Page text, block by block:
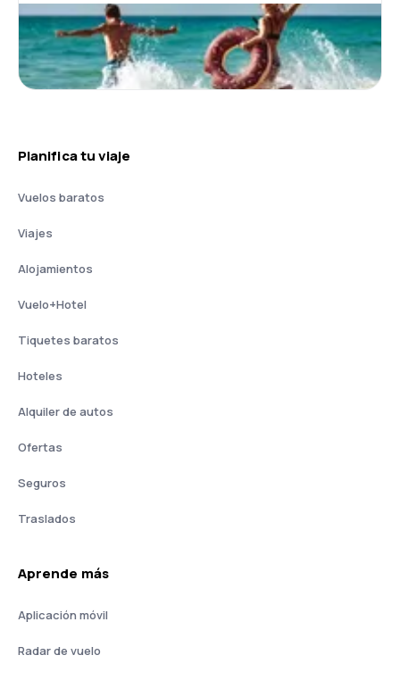
Planifica tu viaje
Vuelos baratos
Viajes
Alojamientos
Vuelo+Hotel
Tiquetes baratos
Hoteles
Alquiler de autos
Ofertas
Seguros
Traslados
Aprende más
Aplicación móvil
Radar de vuelo